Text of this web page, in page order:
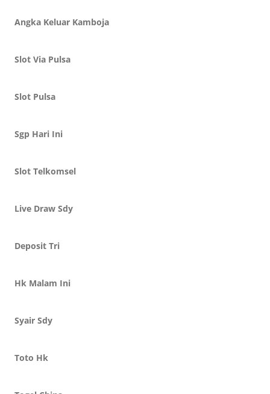
Angka Keluar Kamboja
Slot Via Pulsa
Slot Pulsa
Sgp Hari Ini
Slot Telkomsel
Live Draw Sdy
Deposit Tri
Hk Malam Ini
Syair Sdy
Toto Hk